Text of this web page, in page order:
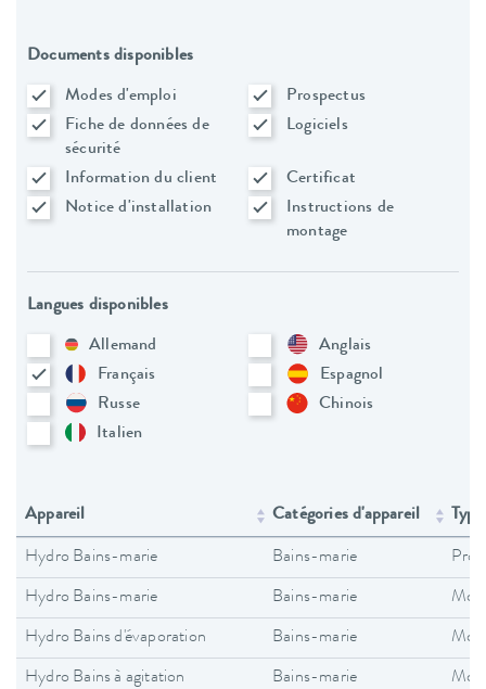
Documents disponibles
Modes d'emploi
Prospectus
Fiche de données de
sécurité
Logiciels
Information du client
Certificat
Notice d'installation
Instructions de
montage
Langues disponibles
Allemand
Anglais
Français
Espagnol
Russe
Chinois
Italien
Appareil Catégories d'appareil
Hydro Bains-marie Bains-marie
Hydro Bains-marie Bains-marie
Hydro Bains d'évaporation Bains-marie
Hydro Bains à agitation Bains-marie